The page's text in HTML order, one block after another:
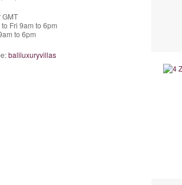
GMT
to Fri 9am to 6pm
to 6pm
baliluxuryvillas